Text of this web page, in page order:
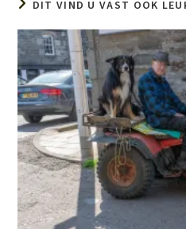
DIT VIND U VAST OOK